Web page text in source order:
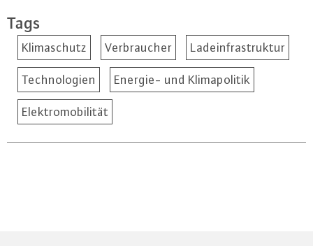
Tags
Klimaschutz Verbraucher Ladeinfrastruktur
Technologien Energie- und Klimapolitik
Elektromobilität